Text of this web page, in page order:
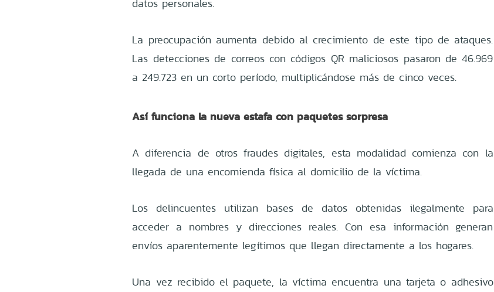
datos personales.
La preocupación aumenta debido al crecimiento de este tipo de ataques.
Las detecciones de correos con códigos QR maliciosos pasaron de 46.969
a 249.723 en un corto período, multiplicándose más de cinco veces.
Así funciona la nueva estafa con paquetes sorpresa
A diferencia de otros fraudes digitales, esta modalidad comienza con la
llegada de una encomienda física al domicilio de la víctima.
Los delincuentes utilizan bases de datos obtenidas ilegalmente para
acceder a nombres y direcciones reales. Con esa información generan
envíos aparentemente legítimos que llegan directamente a los hogares.
Una vez recibido el paquete, la víctima encuentra una tarjeta o adhesivo